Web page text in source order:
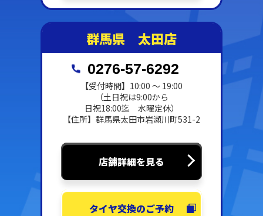
群馬県 太田店
0276-57-6292
【受付時間】10:00 ～ 19:00
（土日祝は9:00から
日祝18:00迄 水曜定休）
【住所】群馬県太田市岩瀬川町531-2
店舗詳細を見る
タイヤ交換のご予約